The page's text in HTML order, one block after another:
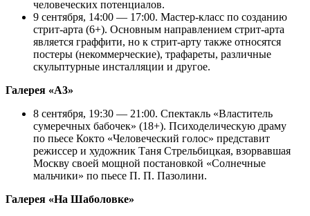
человеческих потенциалов.
9 сентября, 14:00 — 17:00. Мастер-класс по созданию
стрит-арта (6+). Основным направлением стрит-арта
является граффити, но к стрит-арту также относятся
постеры (некоммерческие), трафареты, различные
скульптурные инсталляции и другое.
Галерея «А3»
8 сентября, 19:30 — 21:00. Спектакль «Властитель
сумеречных бабочек» (18+). Психоделическую драму
по пьесе Кокто «Человеческий голос» представит
режиссер и художник Таня Стрельбицкая, взорвавшая
Москву своей мощной постановкой «Солнечные
мальчики» по пьесе П. П. Пазолини.
Галерея «На Шаболовке»